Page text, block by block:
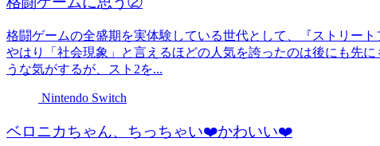
格闘ゲームの全盛期を実体験している世代として、『ストリー
やはり「社会現象」と言えるほどの人気を誇ったのは後にも先
うな気がするが、スト2を...
Nintendo Switch
ベロニカちゃん、ちっちゃい❤️かわいい❤️